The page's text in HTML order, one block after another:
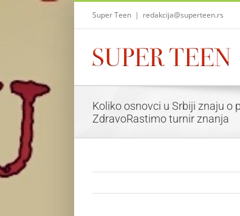
Super Teen | redakcija@superteen.rs
Koliko osnovci u Srbiji znaju o
ZdravoRastimo turnir znanja